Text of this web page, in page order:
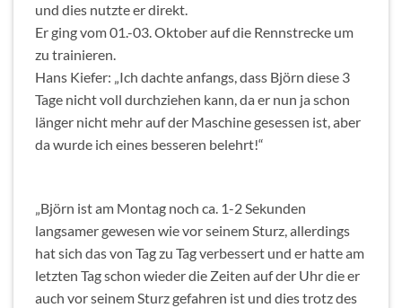
und dies nutzte er direkt.
Er ging vom 01.-03. Oktober auf die Rennstrecke um
zu trainieren.
Hans Kiefer: „Ich dachte anfangs, dass Björn diese 3
Tage nicht voll durchziehen kann, da er nun ja schon
länger nicht mehr auf der Maschine gesessen ist, aber
da wurde ich eines besseren belehrt!“
„Björn ist am Montag noch ca. 1-2 Sekunden
langsamer gewesen wie vor seinem Sturz, allerdings
hat sich das von Tag zu Tag verbessert und er hatte am
letzten Tag schon wieder die Zeiten auf der Uhr die er
auch vor seinem Sturz gefahren ist und dies trotz des